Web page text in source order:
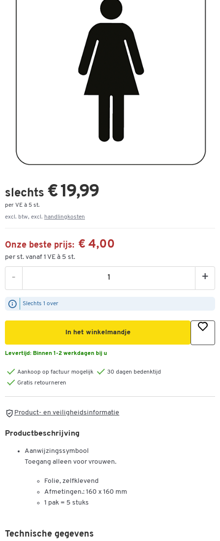
slechts € 19,99
per VE à 5 st.
excl. btw, excl. handlingkosten
Onze beste prijs: € 4,00
per st. vanaf 1 VE à 5 st.
- +
Slechts 1 over
In het winkelmandje
Levertijd: Binnen 1-2 werkdagen bij u
Aankoop op factuur mogelijk
30 dagen bedenktijd
Gratis retourneren
Product- en veiligheidsinformatie
Productbeschrijving
Aanwijzingssymbool
Toegang alleen voor vrouwen.
Folie, zelfklevend
Afmetingen.: 160 x 160 mm
1 pak = 5 stuks
Technische gegevens